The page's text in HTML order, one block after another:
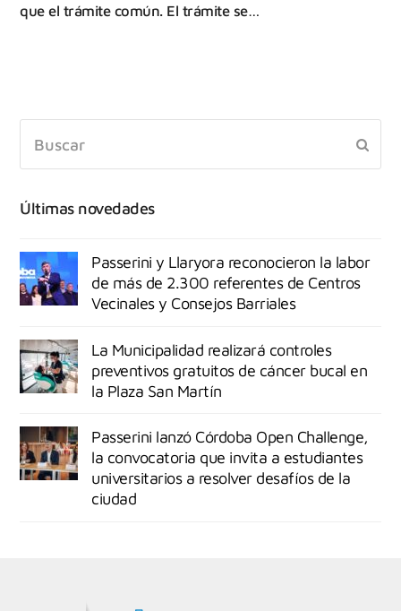
que el trámite común. El trámite se…
Últimas novedades
Passerini y Llaryora reconocieron la labor
de más de 2.300 referentes de Centros
Vecinales y Consejos Barriales
La Municipalidad realizará controles
preventivos gratuitos de cáncer bucal en
la Plaza San Martín
Passerini lanzó Córdoba Open Challenge,
la convocatoria que invita a estudiantes
universitarios a resolver desafíos de la
ciudad